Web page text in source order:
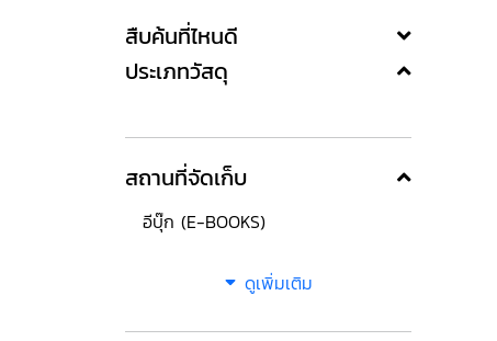
สืบค้นที่ไหนดี
ประเภทวัสดุ
สถานที่จัดเก็บ
อีบุ๊ก (E-BOOKS)
ดูเพิ่มเติม